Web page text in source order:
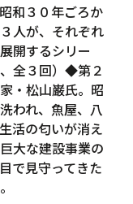
和３０年ごろか
人が、それぞれ
開するシリー
全３回）◆第２
・松山巌氏。昭
われ、魚屋、八
活の匂いが消え
大な建設事業の
で見守ってきた